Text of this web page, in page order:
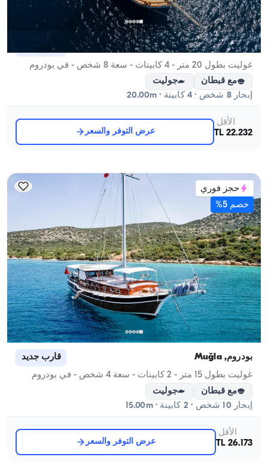
بودروم, Muğla قارب جديد
غوليت بطول 20 متر - 4 كابينات - سعة 8 شخص - في بودروم
مع قبطان
جوليت
إبحار 8 شخص · 4 كابينة · 20.00m
الأقل
22.232 TL
عرض التوفر والسعر
حجز فوري
خصم 5%
بودروم, Muğla قارب جديد
غوليت بطول 15 متر - 2 كابينات - سعة 4 شخص - في بودروم
مع قبطان
جوليت
إبحار 10 شخص · 2 كابينة · 15.00m
الأقل
26.173 TL
عرض التوفر والسعر